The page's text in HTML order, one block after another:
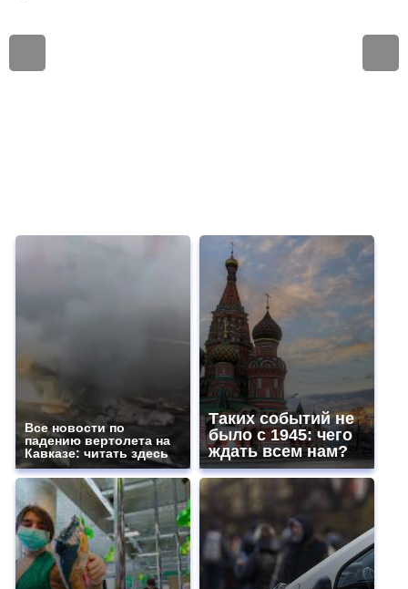
Все новости по
падению вертолета на
Кавказе: читать здесь
Таких событий не
было с 1945: чего
ждать всем нам?